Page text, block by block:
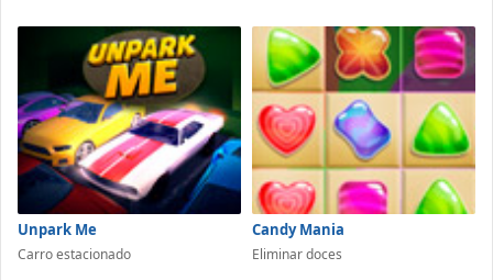
Unpark Me
Carro estacionado
Candy Mania
Eliminar doces